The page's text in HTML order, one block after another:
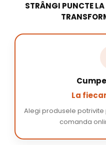
STRÂNGI PUNCTE
La
Alegi produsele potrivite
comanda